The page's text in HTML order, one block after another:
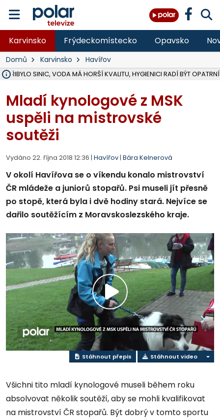
Karvinsko Frýdeckomístecko Opavsko
Domů Karvinsko Havířov
PŘIBYLO SINIC, VODA MÁ HORŠÍ KVALITU, HYGIENICI RADÍ BÝT OPATRNÍ
Mladí kynologové z MSK
uspěli na mistrovské
soutěži
Vydáno 22. října 2018 12:36 | Havířov | Bára Kelnerová
V okolí Havířova se o víkendu konalo mistrovství
ČR mládeže a juniorů stopařů. Psi museli jít přesně
po stopě, která byla i dvě hodiny stará. Nejvíce se
dařilo soutěžícím z Moravskoslezského kraje.
Přehrát
video
Stáhnout přepis Stáhnout video
Všichni tito mladí kynologové museli během roku
absolvovat několik soutěží, aby se mohli kvalifikovat
na mistrovství ČR stopařů. Být dobrý v tomto sportu